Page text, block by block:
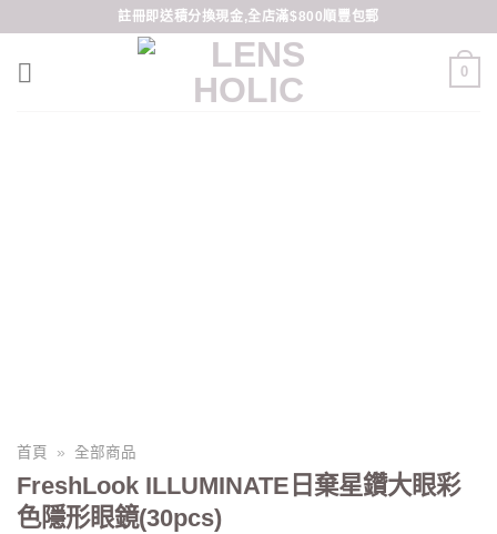
content
註冊即送積分換現金,全店滿$800順豐包郵
0
首頁 » 全部商品
FreshLook ILLUMINATE日棄星鑽大眼彩
色隱形眼鏡(30pcs)